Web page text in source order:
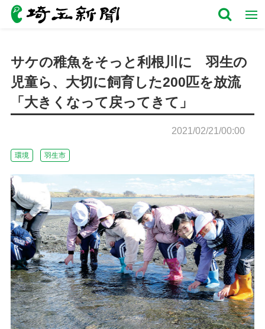
サケの稚魚をそっと利根川に 羽生の
児童ら、大切に飼育した200匹を放流
「大きくなって戻ってきて」
2021/02/21/00:00
環境 羽生市